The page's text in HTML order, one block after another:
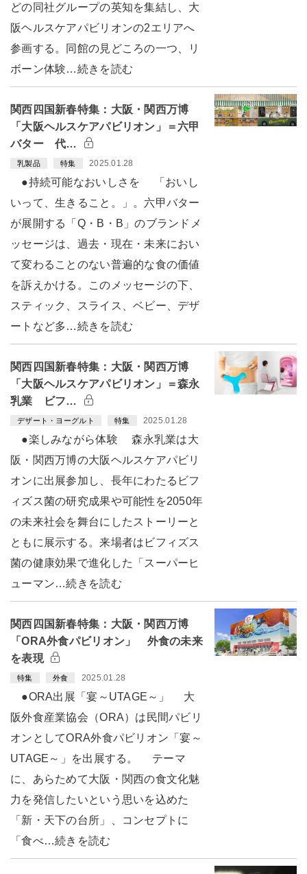
どの同社グループの英知を集結し、大
阪ヘルスケアパビリオンの2エリアへ
参画する。同館の見どころの一つ、リ
ボーン体験…続きを読む
関西四国新春特集：大阪・関西万博
「大阪ヘルスケアパビリオン」＝六甲
バター 代…
乳製品 特集 2025.01.28
●持続可能なおいしさを 「おいし
いって、生きること。」。六甲バター
が展開する「Q・B・B」のブランドメ
ッセージは、過去・現在・未来におい
て変わることのない普遍的な食の価値
を訴えかける。このメッセージの下、
スティック、スライス、ベビー、デザ
ートなど多…続きを読む
関西四国新春特集：大阪・関西万博
「大阪ヘルスケアパビリオン」＝森永
乳業 ビフ…
デザート・ヨーグルト 特集 2025.01.28
●楽しみながら体験 森永乳業は大
阪・関西万博の大阪ヘルスケアパビリ
オンに出展参加し、長年にわたるビフ
ィズス菌の研究成果や可能性を2050年
の未来社会を舞台にしたストーリーと
ともに展示する。来場者はビフィズス
菌の健康効果で進化した「スーパーヒ
ューマン…続きを読む
関西四国新春特集：大阪・関西万博
「ORA外食パビリオン」 外食の未来
を表現
特集 外食 2025.01.28
●ORA出展「宴～UTAGE～」 大
阪外食産業協会（ORA）は民間パビリ
オンとしてORA外食パビリオン「宴～
UTAGE～」を出展する。 テーマ
に、あらためて大阪・関西の食文化魅
力を発信したいという思いを込めた
「新・天下の台所」、コンセプトに
「食べ…続きを読む